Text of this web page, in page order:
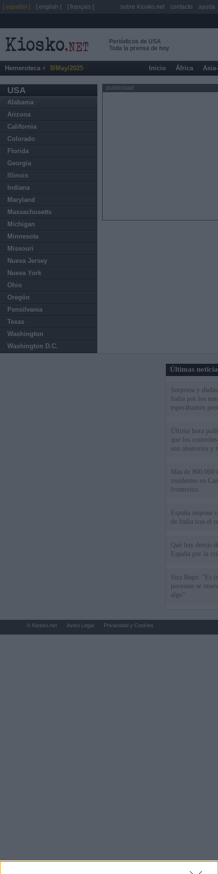
Periódicos de USA
Toda la prensa de hoy
Hemeroteca 8/May/2025 Inicio África
USA
Alabama
Arizona
California
Colorado
Florida
Georgia
Illinois
Indiana
Maryland
Massachusetts
Michigan
Minnesota
Missouri
Nueva Jersey
Nueva York
Ohio
Oregón
Pensilvania
Texas
Washington
Washington D.C.
publicidad
Últimas
Sorpresa y
Italia por los
esperábamos
Última hora
que los
son aleatorios y
Más de 800.000
residentes en
fronterizo
España impone
de Italia tras el
Qué hay detrás
España por la
Sira Rego: "Es
personas se
algo"
[ español ] [ english ] [ français ] sobre Kiosko.net contacto ayuda
© Kiosko.net Aviso Legal Privacidad y Cookies